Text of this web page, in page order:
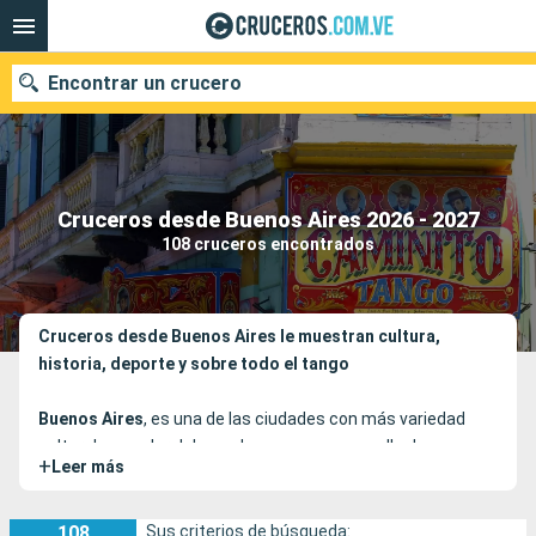
Cruceros desde Buenos Aires 2026 - 2027
108 cruceros encontrados
Encontrar un crucero
Nuestros destinos
Fecha de salida
Compañías
Cruceros desde Buenos Aires le muestran cultura,
historia, deporte y sobre todo el tango
Buenos Aires, es una de las ciudades con más variedad
cultural y popular del mundo, que posee un sello de
identidad propio:
aconsejamos que visite los lugares donde se ha creado
+ Leer más
Sus criterios de búsqueda: